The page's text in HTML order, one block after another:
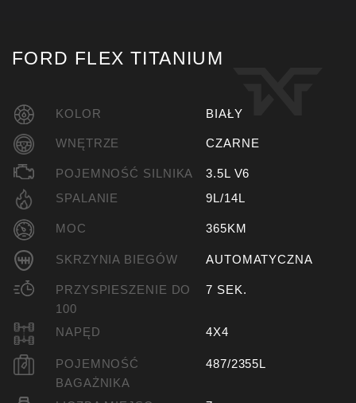
FORD FLEX TITANIUM
KOLOR BIAŁY
WNĘTRZE CZARNE
POJEMNOŚĆ SILNIKA
3.5L V6
SPALANIE
9L/14L
MOC 365KM
SKRZYNIA BIEGÓW AUTOMATYCZNA
PRZYSPIESZENIE DO
100
7 SEK.
NAPĘD 4X4
POJEMNOŚĆ
BAGAŻNIKA
487/2355L